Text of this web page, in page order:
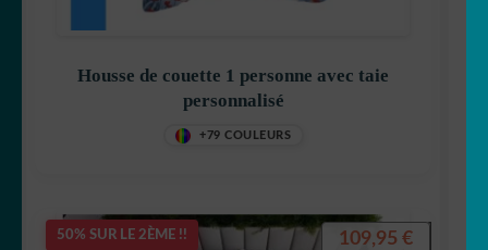
Housse de couette 1 personne avec taie
personnalisé
+79 COULEURS
50% SUR LE 2ÈME !! 109,95 €